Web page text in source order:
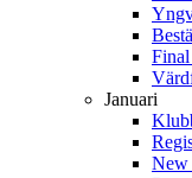
Januari
New